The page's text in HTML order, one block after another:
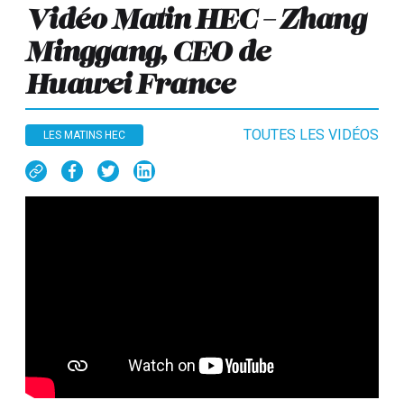
Vidéo Matin HEC – Zhang
Minggang, CEO de
Huawei France
LES MATINS HEC TOUTES LES VIDÉOS